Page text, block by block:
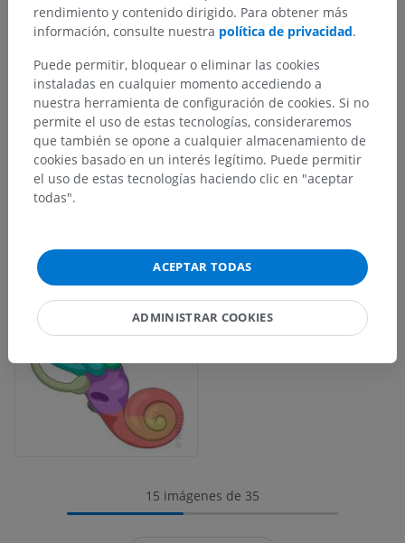
15 imágenes de 35
rendimiento y contenido dirigido. Para obtener más
información, consulte nuestra política de privacidad.
Puede permitir, bloquear o eliminar las cookies
instaladas en cualquier momento accediendo a
nuestra herramienta de configuración de cookies. Si no
permite el uso de estas tecnologías, consideraremos
que también se opone a cualquier almacenamiento de
cookies basado en un interés legítimo. Puede permitir
el uso de estas tecnologías haciendo clic en "aceptar
todas".
ACEPTAR TODAS
ADMINISTRAR COOKIES